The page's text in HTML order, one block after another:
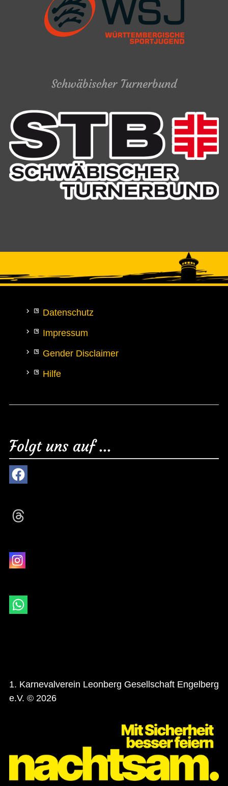
Schwäbischer Turnerbund
Datenschutz
Impressum
Gender Disclaimer
Hilfe
Folgt uns auf ...
1. Karnevalverein Leonberg Gesellschaft Engelberg
e.V. © 2026